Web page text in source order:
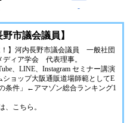
-
市議会議員】
！】河内長野市議会議員 一般社団
ディア学会 代表理事。
、LINE、Instagram セミナー講演
ショップ大阪通販道場師範としてE
条件」←アマゾン総合ランキング1
、こちら。